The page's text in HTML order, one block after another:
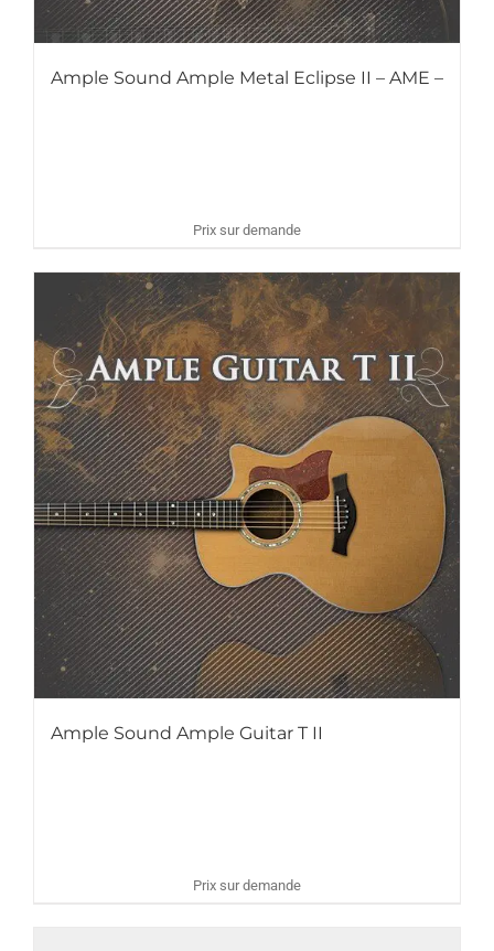
Ample Sound Ample Metal Eclipse II – AME –
Prix sur demande
Ample Sound Ample Guitar T II
Prix sur demande